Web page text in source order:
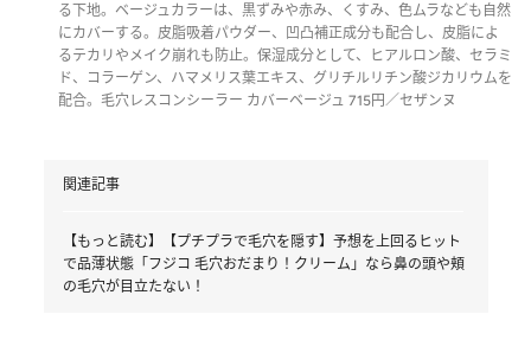
る下地。ベージュカラーは、黒ずみや赤み、くすみ、色ムラなども自然
にカバーする。皮脂吸着パウダー、凹凸補正成分も配合し、皮脂によ
るテカリやメイク崩れも防止。保湿成分として、ヒアルロン酸、セラミ
ド、コラーゲン、ハマメリス葉エキス、グリチルリチン酸ジカリウムを
配合。毛穴レスコンシーラー カバーベージュ 715円／セザンヌ
関連記事
【もっと読む】【プチプラで毛穴を隠す】予想を上回るヒット
で品薄状態「フジコ 毛穴おだまり！クリーム」なら鼻の頭や頬
の毛穴が目立たない！